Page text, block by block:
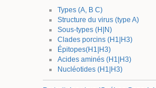
Types (A, B C)
Structure du virus (type A)
Sous-types (H|N)
Clades porcins (H1|H3)
Épitopes(H1|H3)
Acides aminés (H1|H3)
Nucléotides (H1|H3)